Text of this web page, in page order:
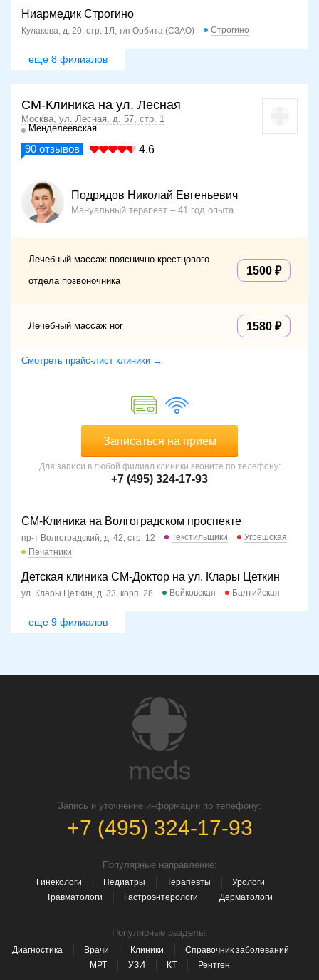
Ниармедик Строгино
Кулакова, д. 20, стр. 1Л, т/п Орбита (СЗАО) Строгино
еще 8 филиалов
СМ-Клиника на ул. Лесная
Москва, ул. Лесная, д. 57, стр. 1
Менделеевская
90 отзывов 4.6
Подрядов Николай Евгеньевич
Мануальный терапевт 41 год опыта
Лечебный массаж пояснично-крестцового
отдела позвоночника
1500
Лечебный массаж ног 1580
Смотреть прайс-лист клиники →
Записаться на прием
Для записи в любой филиал клиники звоните по телефону:
+7 (495) 324-17-93
СМ-Клиника на Волгоградском проспекте
пр-т Волгоградский, д. 42, стр. 12 Текстильщики
Угрешская
Печатники
Детская клиника СМ-Доктор на ул. Клары Цеткин
ул. Клары Цеткин, д. 33, корп. 28 Войковская Балтийская
еще 9 филиалов
Запись и уточнение информации по телефону:
+7 (495) 324-17-93
Популярные направление:
Гинекологи Педиатры Терапевты
Урологи
Травматологи
Гастроэнтерологи Дерматологи
Популярные разделы:
Диагностика Врачи Клиники
Справочник заболеваний
МРТ
УЗИ КТ Рентген